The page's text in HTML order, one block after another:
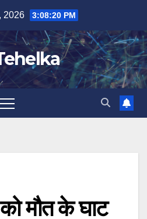
2026 3:08:21 PM
मौत के घाट